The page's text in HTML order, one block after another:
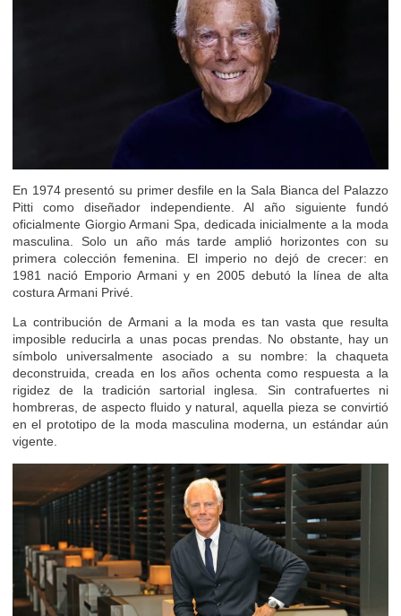
En 1974 presentó su primer desfile en la Sala Bianca del Palazzo
Pitti como diseñador independiente. Al año siguiente fundó
oficialmente Giorgio Armani Spa, dedicada inicialmente a la moda
masculina. Solo un año más tarde amplió horizontes con su
primera colección femenina. El imperio no dejó de crecer: en
1981 nació Emporio Armani y en 2005 debutó la línea de alta
costura Armani Privé.
La contribución de Armani a la moda es tan vasta que resulta
imposible reducirla a unas pocas prendas. No obstante, hay un
símbolo universalmente asociado a su nombre: la chaqueta
deconstruida, creada en los años ochenta como respuesta a la
rigidez de la tradición sartorial inglesa. Sin contrafuertes ni
hombreras, de aspecto fluido y natural, aquella pieza se convirtió
en el prototipo de la moda masculina moderna, un estándar aún
vigente.